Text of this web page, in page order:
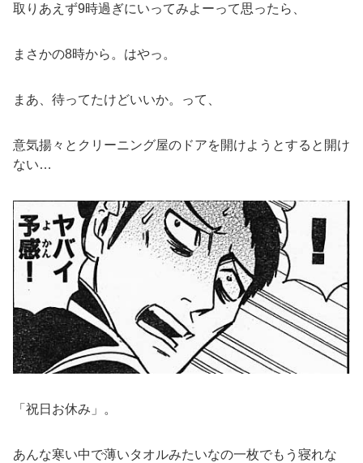
取りあえず9時過ぎにいってみよーって思ったら、
まさかの8時から。はやっ。
まあ、待ってたけどいいか。って、
意気揚々とクリーニング屋のドアを開けようとすると開け
ない…
「祝日お休み」。
あんな寒い中で薄いタオルみたいなの一枚でもう寝れな